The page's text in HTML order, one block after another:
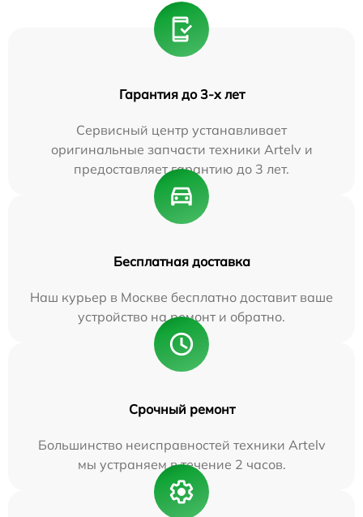
Гарантия до 3-х лет
Сервисный центр устанавливает
оригинальные запчасти техники Artelv и
предоставляет гарантию до 3 лет.
Бесплатная доставка
Наш курьер в Москве бесплатно доставит ваше
устройство на ремонт и обратно.
Срочный ремонт
Большинство неисправностей техники Artelv
мы устраняем в течение 2 часов.